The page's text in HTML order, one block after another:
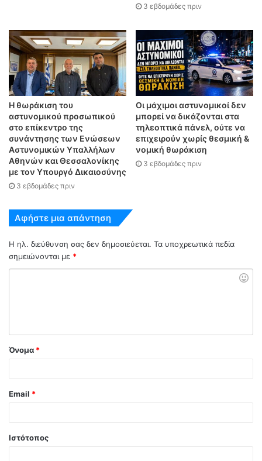
3 εβδομάδες πριν
Η θωράκιση του
αστυνομικού προσωπικού
στο επίκεντρο της
συνάντησης των Ενώσεων
Αστυνομικών Υπαλλήλων
Αθηνών και Θεσσαλονίκης
με τον Υπουργό Δικαιοσύνης
3 εβδομάδες πριν
Οι μάχιμοι αστυνομικοί δεν
μπορεί να δικάζονται στα
τηλεοπτικά πάνελ, ούτε να
επιχειρούν χωρίς θεσμική &
νομική θωράκιση
3 εβδομάδες πριν
Αφήστε μια απάντηση
Η ηλ. διεύθυνση σας δεν δημοσιεύεται. Τα υποχρεωτικά πεδία
σημειώνονται με *
Όνομα *
Email *
Ιστότοπος